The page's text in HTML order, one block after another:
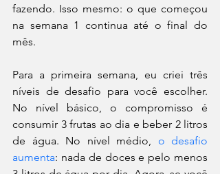
fazendo. Isso mesmo: o que começou
na semana 1 continua até o final do
mês.
Para a primeira semana, eu criei três
níveis de desafio para você escolher.
No nível básico, o compromisso é
consumir 3 frutas ao dia e beber 2 litros
de água. No nível médio, o desafio
aumenta: nada de doces e pelo menos